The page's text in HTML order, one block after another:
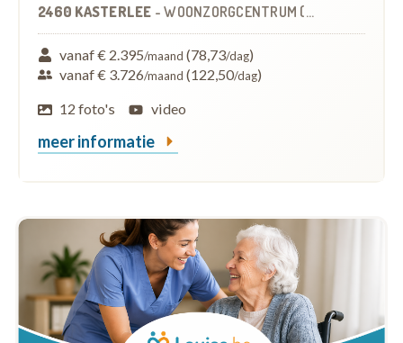
2460 KASTERLEE -WOONZORGCENTRUM (WZC)
vanaf € 2.395/maand (78,73/dag)
vanaf € 3.726/maand (122,50/dag)
12 foto's
video
meer informatie